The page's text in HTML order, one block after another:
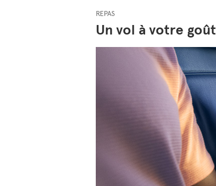
REPAS
Un vol à votre goût